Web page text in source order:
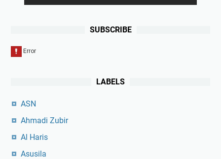
SUBSCRIBE
LABELS
ASN
Ahmadi Zubir
Al Haris
Asusila